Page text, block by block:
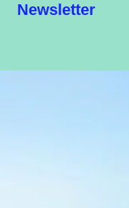
Newsletter